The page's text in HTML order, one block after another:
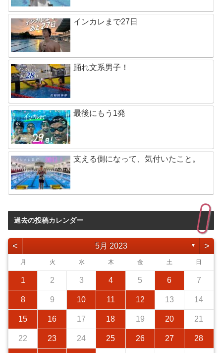
インカレまで27日
踊れ文系男子！
最後にもう1発
支える側になって、気付いたこと。
過去の投稿カレンダー
< 5月 2023 ▼ >
月 火 水 木 金 土 日
1 2 3 4 5 6 7
8 9 10 11 12 13 14
15 16 17 18 19 20 21
22 23 24 25 26 27 28